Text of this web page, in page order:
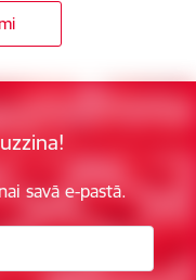
savā e-pastā.